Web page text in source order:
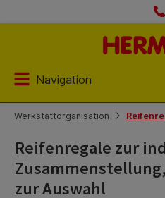
Navigation
Werkstattorganisation
Reifenregale zur
zur Auswahl